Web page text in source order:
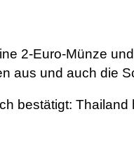
2-Euro-Münze
aus und auch die
bestätigt: